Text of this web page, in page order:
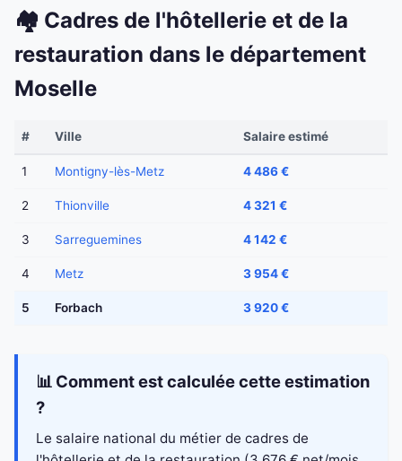
🏘️ Cadres de l'hôtellerie et de la
restauration dans le département
Moselle
# Ville Salaire estimé
1 Montigny-lès-Metz 4 486 €
2 Thionville 4 321 €
3 Sarreguemines 4 142 €
4 Metz 3 954 €
5 Forbach 3 920 €
📊 Comment est calculée cette estimation
?
Le salaire national du métier de cadres de